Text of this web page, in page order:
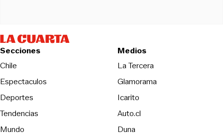
Secciones
Chile
Espectaculos
Deportes
Tendencias
Mundo
Medios
La TerceraOpens in new
Glamorama
Icarito
Auto.cl
DunaOpens in new window